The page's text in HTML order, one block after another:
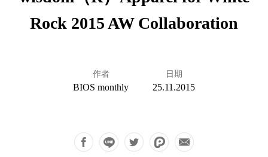
Rock 2015 AW Collaboration
作者
BIOS monthly
日期
25.11.2015